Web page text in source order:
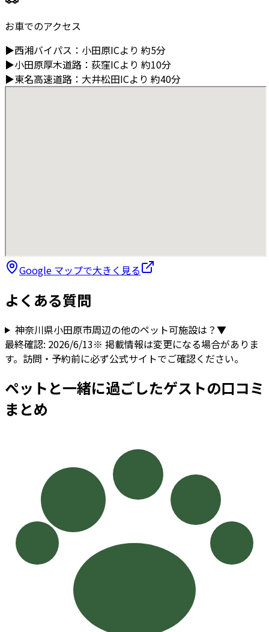
お車でのアクセス
▶西湘バイパス ： 小田原ICより 約5分
▶小田原厚木道路 ： 荻窪ICより 約10分
▶東名高速道路 ： 大井松田ICより 約40分
Google マップで大きく見る
よくある質問
神奈川県小田原市周辺の他のペット可施設は？▼
最終確認: 2026/6/13※ 掲載情報は変更になる場合がありま
す。訪問・予約前に必ず公式サイトでご確認ください。
ペットと一緒に過ごしたゲストの口コミ
まとめ